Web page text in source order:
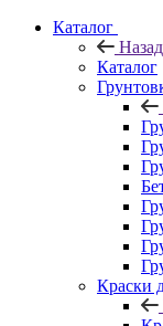
Каталог
Назад
Каталог
Краски